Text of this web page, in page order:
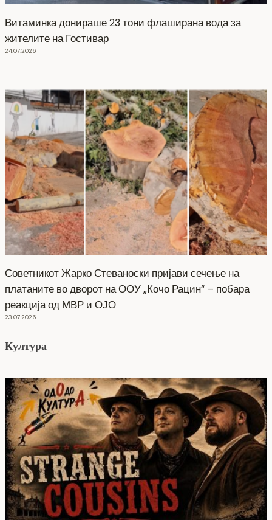
Витаминка донираше 23 тони флаширана вода за
жителите на Гостивар
24.07.2026
Советникот Жарко Стеваноски пријави сечење на
платаните во дворот на ООУ „Кочо Рацин“ – побара
реакција од МВР и ОЈО
23.07.2026
Култура